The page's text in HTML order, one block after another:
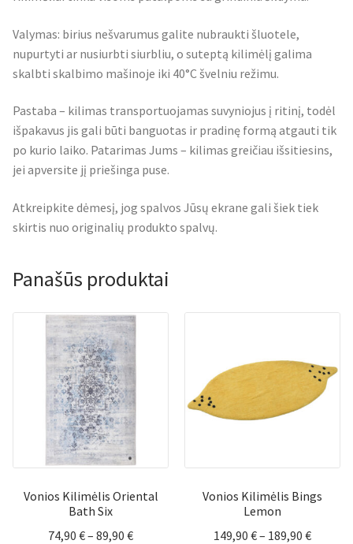
Valymas: birius nešvarumus galite nubraukti šluotele,
nupurtyti ar nusiurbti siurbliu, o suteptą kilimėlį galima
skalbti skalbimo mašinoje iki 40°C švelniu režimu.
Pastaba – kilimas transportuojamas suvyniojus į ritinį, todėl
išpakavus jis gali būti banguotas ir pradinę formą atgauti tik
po kurio laiko. Patarimas Jums – kilimas greičiau išsitiesins,
jei apversite jį priešinga puse.
Atkreipkite dėmesį, jog spalvos Jūsų ekrane gali šiek tiek
skirtis nuo originalių produkto spalvų.
Panašūs produktai
Vonios Kilimėlis Oriental
Bath Six
74,90 €– 89,90 €Price
Vonios Kilimėlis Bings
Lemon
149,90 €– 189,90 €Price